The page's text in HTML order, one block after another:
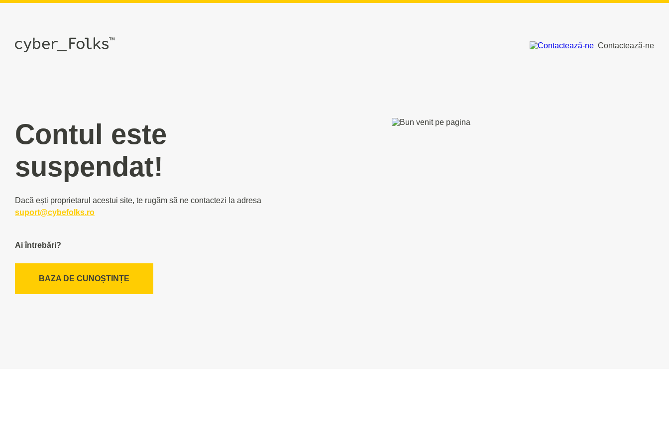
Contactează-ne
Contul este
suspendat!
Dacă ești proprietarul acestui site, te rugăm să ne contactezi la adresa
suport@cybefolks.ro
Ai întrebări?
BAZA DE CUNOȘTINȚE